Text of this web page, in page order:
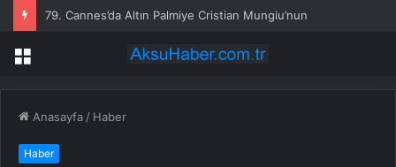
79. Cannes’da Altın Palmiye Cristian Mungiu’nun
Menü
Anasayfa / Haber
Haber